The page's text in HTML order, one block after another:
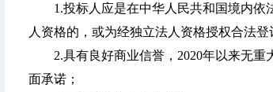
1.投标人应是在中华人民共和国境内依
人资格的，或为经独立法人资格授权合法登
2.具有良好商业信誉，2020年以来无重
面承诺；